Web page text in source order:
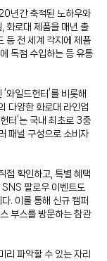
년간 축적된 노하우와
화로대 제품을 매년 출
등 전 세계 각지에 제품
독점 수입하는 등 유통
와일드헌터’를 비롯해
다양한 화로대 라인업
터’는 국내 최초로 3중
패널 구성으로 소비자
접 확인하고, 특별 혜택
SNS 팔로우 이벤트도
. 이를 통해 신규 캠퍼
부스를 방문하는 참관
파악할 수 있는 자리